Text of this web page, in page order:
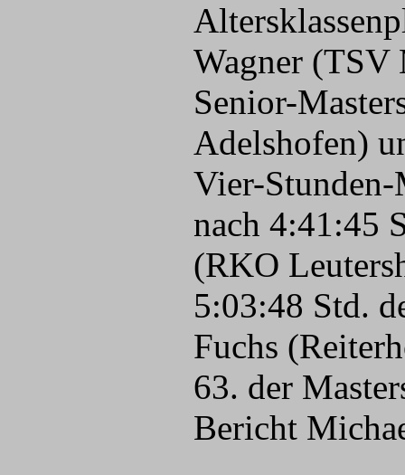
Wagner (TSV
Senior-
Adelshofen)
Vier-
nach 4:41:45
(RKO
5:03:48 Std.
Fuchs
63. der
Bericht